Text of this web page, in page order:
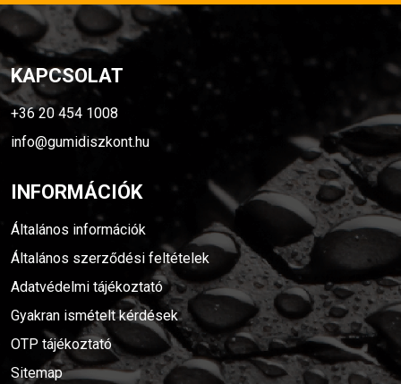
KAPCSOLAT
+36 20 454 1008
info@gumidiszkont.hu
INFORMÁCIÓK
Általános információk
Általános szerződési feltételek
Adatvédelmi tájékoztató
Gyakran ismételt kérdések
OTP tájékoztató
Sitemap